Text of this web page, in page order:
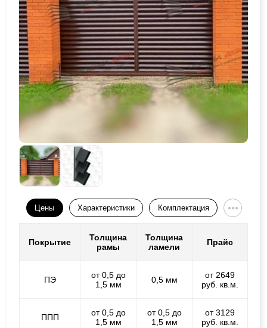
Цены Характеристики Комплектация
Покрытие
Толщина
рамы
Толщина
ламели
Прайс
ПЭ
от 0,5 до
1,5 мм
0,5 мм
от 2649
руб. кв.м.
ППП
от 0,5 до
1,5 мм
от 0,5 до
1,5 мм
от 3129
руб. кв.м.